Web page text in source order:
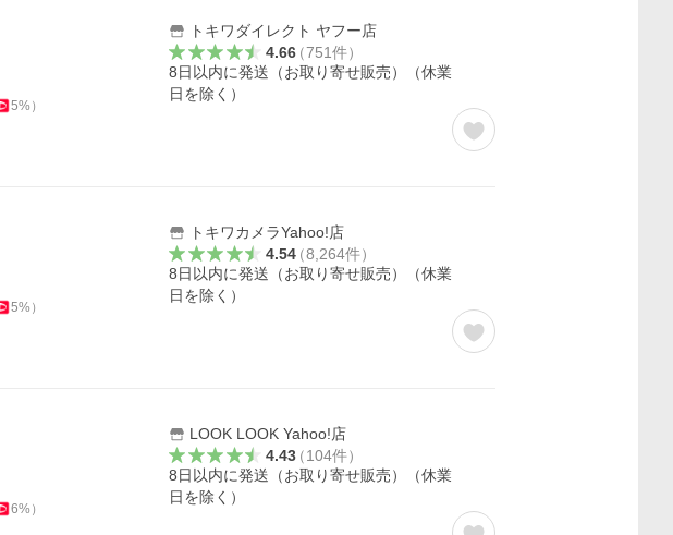
5%）
トキワダイレクト ヤフー店
4.66（751件）
8日以内に発送（お取り寄せ販売）（休業
日を除く）
5%）
トキワカメラYahoo!店
4.54（8,264件）
8日以内に発送（お取り寄せ販売）（休業
日を除く）
6%）
LOOK LOOK Yahoo!店
4.43（104件）
8日以内に発送（お取り寄せ販売）（休業
日を除く）